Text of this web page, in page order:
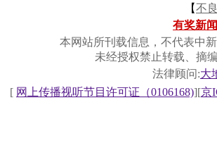
【不
有奖新
本网站所刊载信息，不代表中
未经授权禁止转载、摘
法律顾问:大
[ 网上传播视听节目许可证（0106168)][京